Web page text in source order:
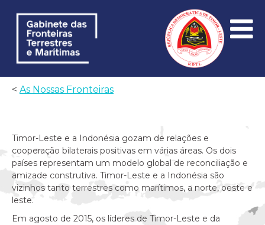
< As Nossas Fronteiras
Timor-Leste e a Indonésia gozam de relações e
cooperação bilaterais positivas em várias áreas. Os dois
países representam um modelo global de reconciliação e
amizade construtiva. Timor-Leste e a Indonésia são
vizinhos tanto terrestres como marítimos, a norte, oeste e
leste.
Em agosto de 2015, os líderes de Timor-Leste e da